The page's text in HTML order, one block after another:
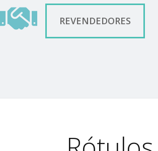
REVENDEDORES